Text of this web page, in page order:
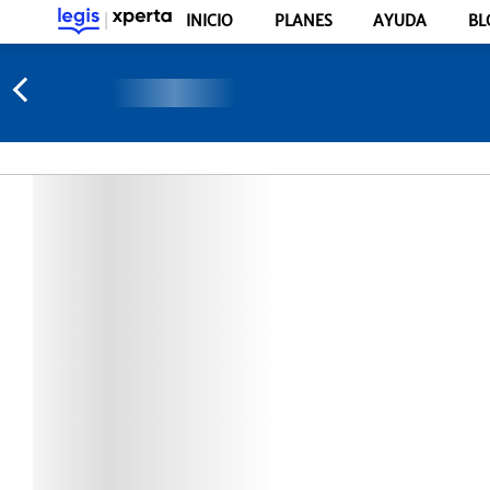
INICIO PLANES AYUDA